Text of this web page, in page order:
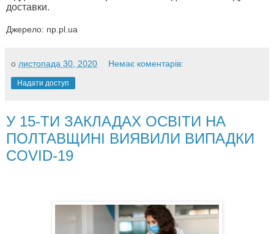
доставки.
Джерело: np.pl.ua
о листопада 30, 2020 Немає коментарів:
Надати доступ
У 15-ТИ ЗАКЛАДАХ ОСВІТИ НА
ПОЛТАВЩИНІ ВИЯВИЛИ ВИПАДКИ
COVID-19